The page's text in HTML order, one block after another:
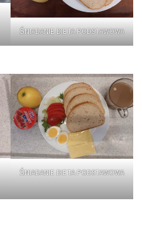
ŚNIADANIE DIETA PODSTAWOWA
ŚNIADANIE DIETA PODSTAWOWA